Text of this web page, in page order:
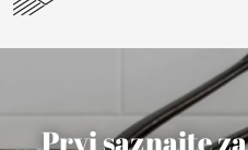
Prvi saznajte